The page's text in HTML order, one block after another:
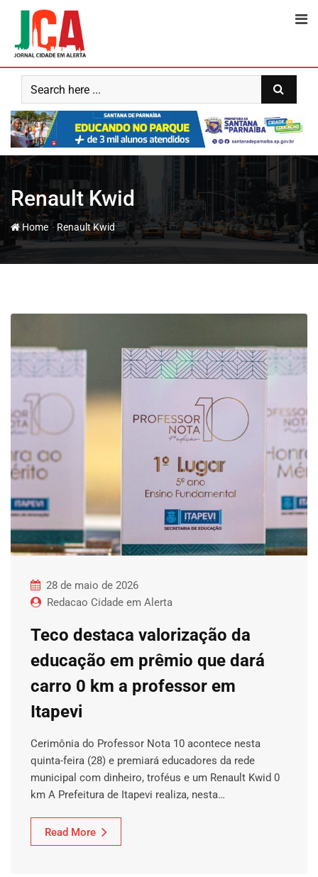
content
Renault Kwid
Home- Renault Kwid
28 de maio de 2026
Redacao Cidade em Alerta
Teco destaca valorização da
educação em prêmio que dará
carro 0 km a professor em
Itapevi
Cerimônia do Professor Nota 10 acontece nesta
quinta-feira (28) e premiará educadores da rede
municipal com dinheiro, troféus e um Renault Kwid 0
km A Prefeitura de Itapevi realiza, nesta…
Read More